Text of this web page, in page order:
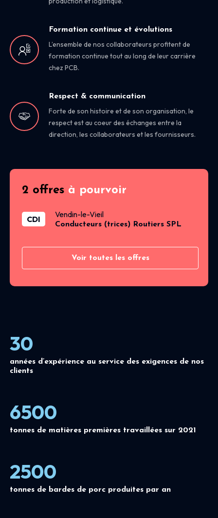
Formation continue et évolutions
L’ensemble de nos collaborateurs profitent de
formation continue tout au long de leur carrière
chez PCB.
Respect & communication
Forte de son histoire et de son organisation, le
respect est au coeur des échanges entre la
direction, les collaborateurs et les fournisseurs.
2 offres à pourvoir
CDI Vendin-le-Vieil
Conducteurs (trices) Routiers SPL
Voir toutes les offres
30
années d’expérience au service des exigences de nos
clients
6500
tonnes de matières premières travaillées sur 2021
2500
tonnes de bardes de porc produites par an